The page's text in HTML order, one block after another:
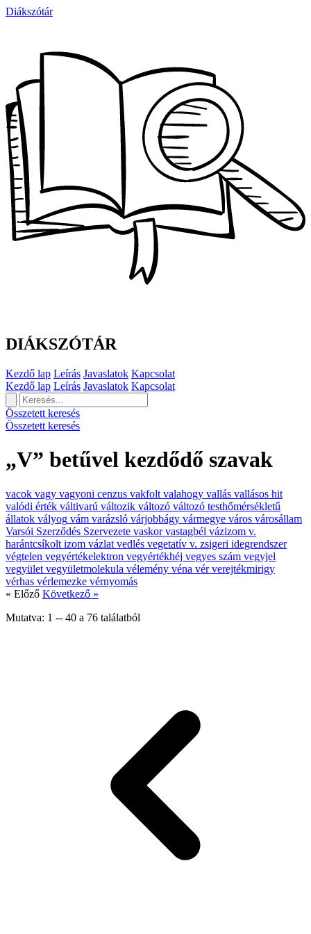
Diákszótár
DIÁKSZÓTÁR
Kezdő lap Leírás Javaslatok Kapcsolat
Kezdő lap Leírás Javaslatok Kapcsolat
Összetett keresés
Összetett keresés
„V” betűvel kezdődő szavak
vacok vagy vagyoni cenzus vakfolt valahogy vallás vallásos hit
valódi érték váltivarú változik változó változó testhőmérsékletű
állatok vályog vám varázsló várjobbágy vármegye város városállam
Varsói Szerződés Szervezete vaskor vastagbél vázizom v.
harántcsíkolt izom vázlat vedlés vegetatív v. zsigeri idegrendszer
végtelen vegyértékelektron vegyértékhéj vegyes szám vegyjel
vegyület vegyületmolekula vélemény véna vér verejtékmirigy
vérhas vérlemezke vérnyomás
« Előző Következő »
Mutatva: 1 -- 40 a 76 találatból